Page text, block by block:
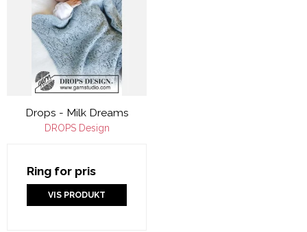
Drops - Milk Dreams
DROPS Design
Ring for pris
VIS PRODUKT